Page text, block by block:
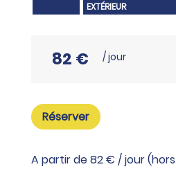
EXTÉRIEUR
82 € / jour
Réserver
A partir de 82 € / jour